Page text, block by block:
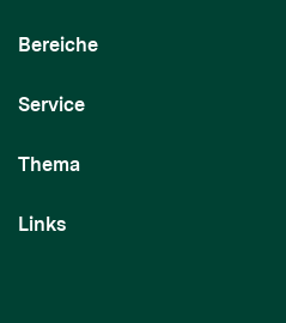
Bereiche
Service
Thema
Links